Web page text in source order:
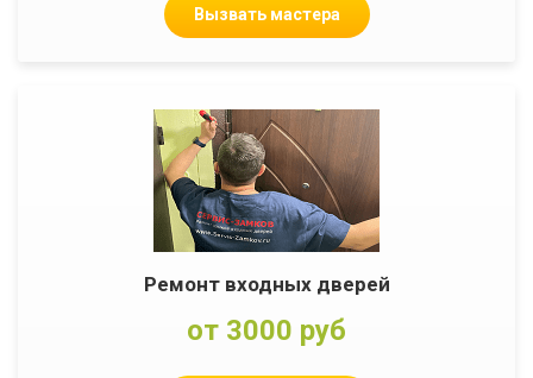
Вызвать мастера
Ремонт входных дверей
от 3000 руб